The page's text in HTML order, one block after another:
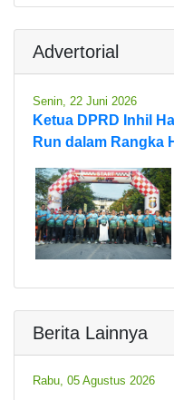
Advertorial
Senin, 22 Juni 2026
Ketua DPRD Inhil
Run dalam Rangka
Berita Lainnya
Rabu, 05 Agustus 2026